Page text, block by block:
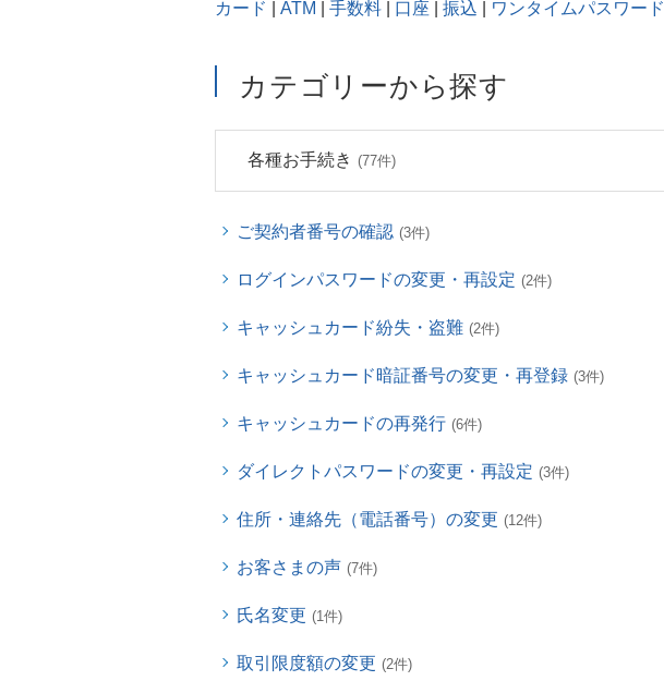
カード ATM 手数料 口座 振込 ワンタイムパスワード
カテゴリーから探す
各種お手続き (77件)
ご契約者番号の確認 (3件)
ログインパスワードの変更・再設定 (2件)
キャッシュカード紛失・盗難 (2件)
キャッシュカード暗証番号の変更・再登録 (3件)
キャッシュカードの再発行 (6件)
ダイレクトパスワードの変更・再設定 (3件)
住所・連絡先（電話番号）の変更 (12件)
お客さまの声 (7件)
氏名変更 (1件)
取引限度額の変更 (2件)